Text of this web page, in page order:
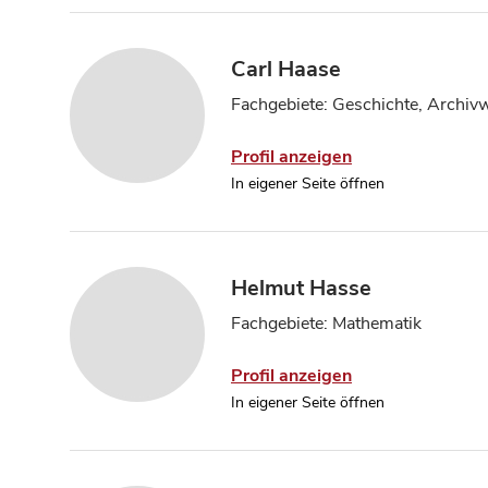
Carl Haase
Fachgebiete: Geschichte,
Profil anzeigen
In eigener Seite öffnen
Helmut Hasse
Fachgebiete: Mathematik
Profil anzeigen
In eigener Seite öffnen